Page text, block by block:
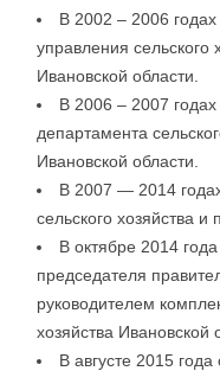
В 2002 – 2006
управления сельского
Ивановской области.
В 2006 – 2007
департамента
Ивановской области.
В 2007 — 2014
сельского хозяйства и
В октябре 2014
председателя
руководителем
хозяйства Ивановской
В августе 2015